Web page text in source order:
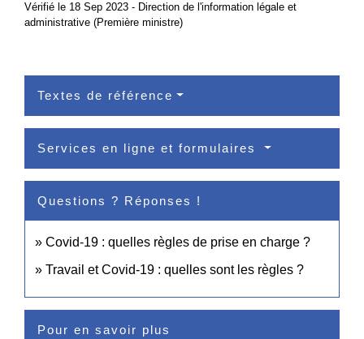
Vérifié le 18 Sep 2023 - Direction de l'information légale et
administrative (Première ministre)
Textes de référence
Services en ligne et formulaires
Questions ? Réponses !
Covid-19 : quelles règles de prise en charge ?
Travail et Covid-19 : quelles sont les règles ?
Pour en savoir plus